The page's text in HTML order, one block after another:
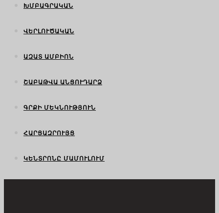
ԽՄԲԱԳՐԱԿԱՆ
ՎԵՐԼՈՒԾԱԿԱՆ
ԱԶԱՏ ԱՄԲԻՈՆ
ՇԱԲԱԹՎԱ ԱՆՑՈՒԴԱՐՁ
ԳՐՔԻ ՄԵԿՆՈՒԹՅՈՒՆ
ՀԱՐՑԱԶՐՈՒՅՑ
ԿԵՆՏՐՈՆԸ ՄԱՄՈՒԼՈՒՄ